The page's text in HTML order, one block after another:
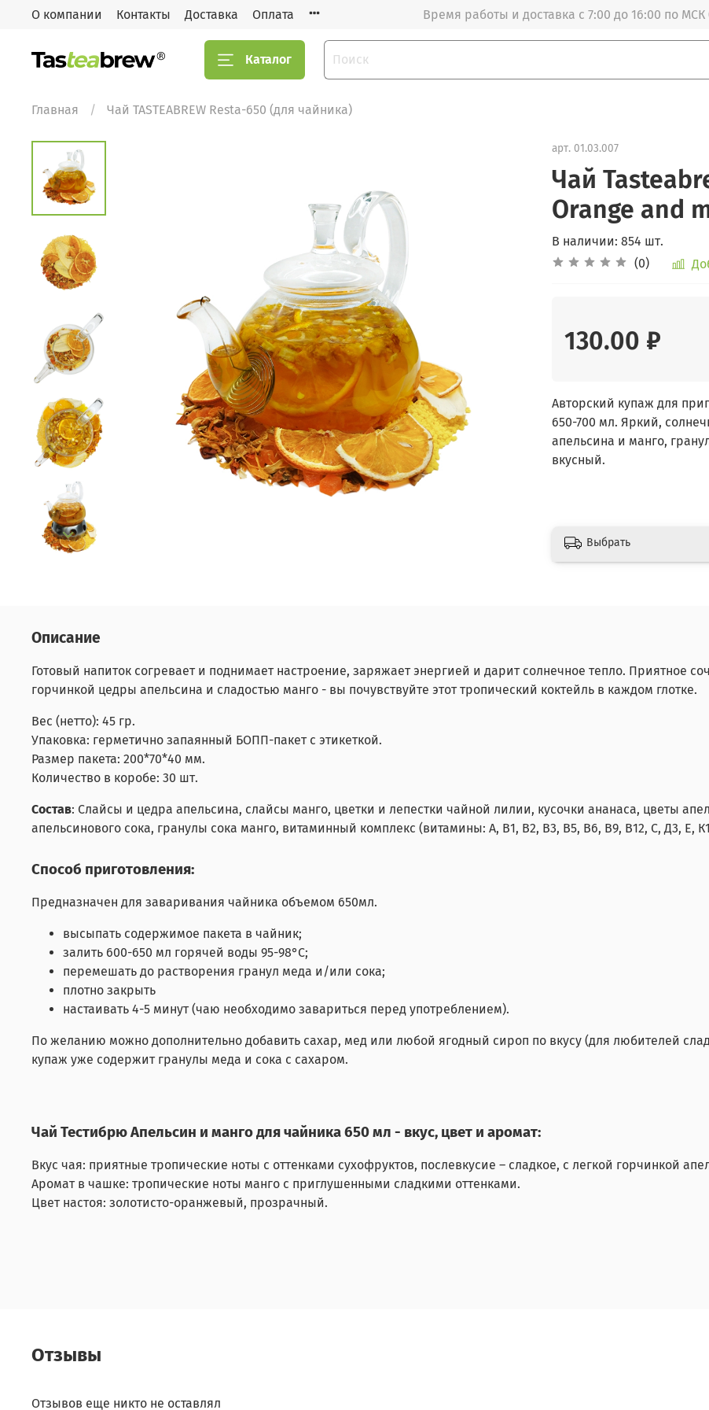
О компании Контакты Доставка Оплата Время работы и доставка с 7:00 до 16:00 по
Каталог
Главная Чай TASTEABREW Resta-650 (для чайника)
арт. 01.03.007
Чай
Orange and
В наличии: 854 шт.
(0)
130.00 ₽
Авторский купаж для
650-700 мл. Яркий,
апельсина и манго,
вкусный.
Выбрать
Описание
Готовый напиток согревает и поднимает настроение, заряжает энергией и дарит солнечное тепло. Приятное
горчинкой цедры апельсина и сладостью манго - вы почувствуйте этот тропический коктейль в каждом глотке.
Вес (нетто): 45 гр.
Упаковка: герметично запаянный БОПП-пакет с этикеткой.
Размер пакета: 200*70*40 мм.
Количество в коробе: 30 шт.
Состав: Слайсы и цедра апельсина, слайсы манго, цветки и лепестки чайной лилии, кусочки ананаса, цветы
апельсинового сока, гранулы сока манго, витаминный комплекс (витамины: А, В1, В2, В3, В5, В6, В9, В12, С, Д3, Е,
Способ приготовления:
Предназначен для заваривания чайника объемом 650мл.
высыпать содержимое пакета в чайник;
залить 600-650 мл горячей воды 95-98°С;
перемешать до растворения гранул меда и/или сока;
плотно закрыть
настаивать 4-5 минут (чаю необходимо завариться перед употреблением).
По желанию можно дополнительно добавить сахар, мед или любой ягодный сироп по вкусу (для любителей
купаж уже содержит гранулы меда и сока с сахаром.
Чай Тестибрю Апельсин и манго для чайника 650 мл - вкус, цвет и аромат:
Вкус чая: приятные тропические ноты с оттенками сухофруктов, послевкусие – сладкое, с легкой горчинкой
Аромат в чашке: тропические ноты манго с приглушенными сладкими оттенками.
Цвет настоя: золотисто-оранжевый, прозрачный.
Отзывы
Отзывов еще никто не оставлял